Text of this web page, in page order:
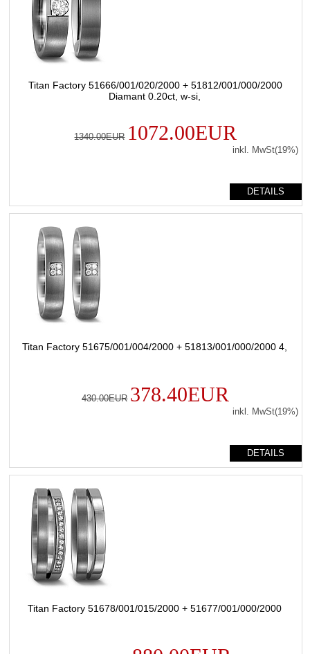
Titan Factory 51666/001/020/2000 + 51812/001/000/2000
Diamant 0.20ct, w-si,
1340.00EUR 1072.00EUR
inkl. MwSt(19%)
DETAILS
Titan Factory 51675/001/004/2000 + 51813/001/000/2000 4,
430.00EUR 378.40EUR
inkl. MwSt(19%)
DETAILS
Titan Factory 51678/001/015/2000 + 51677/001/000/2000